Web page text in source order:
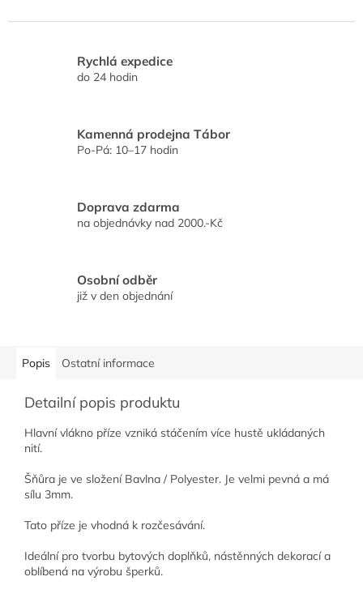
Rychlá expedice
do 24 hodin
Kamenná prodejna Tábor
Po-Pá: 10–17 hodin
Doprava zdarma
na objednávky nad 2000.-Kč
Osobní odběr
již v den objednání
Popis Ostatní informace
Detailní popis produktu
Hlavní vlákno příze vzniká stáčením více hustě ukládaných
nití.
Šňůra je ve složení Bavlna / Polyester. Je velmi pevná a má
sílu 3mm.
Tato příze je vhodná k rozčesávání.
Ideální pro tvorbu bytových doplňků, nástěnných dekorací a
oblíbená na výrobu šperků.